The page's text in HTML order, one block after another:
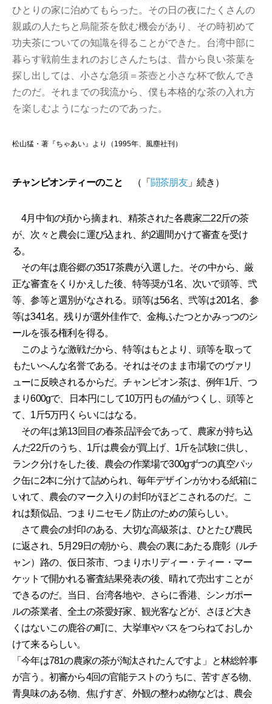
ひとりの家に泊めてもらった。その日の夜にたくさんの
親戚の人たちと烏龍茶を飲む機会があり、その時初めて
功夫茶についての知識を得ることができた。台湾中部に
暮らす戦前生まれのおじさんたちは、昔から良い茶葉を
探し出しては、小さな急須＝茶壺と小さな杯で飲んでき
たのだ。それまでの我流から、僕も本格的な茶の入れ方
を楽しむようになったのであった。
松山猛・著『ちゃあい』より（1995年、風塵社刊）
チャンピオンティーのこと （「 闘茶朋友」続き）
4月中旬の頃から摘まれ、精茶された各農家二22斤の茶
が、次々と農会に運び込まれ、約2週間かけて審査を受け
る。
その年は鹿谷郷の3517茶農が入選した。その中から、厳
正な審査をくりかえした後、特等奨が1名、次いで頭等、弐
等、参等と選別がなされる。頭等は56名、弐等は201名、参
等は341名。残りが選外佳作で、金梅ふたつとかみっつのシ
ールを張る権利を得る。
このような激戦だから、特等はもとより、頭等を取って
もたいへんな名誉である。それはそのまま市場でのヴァリ
ューに反映されるからだ。チャンピオン茶は、例年1斤、つ
まり600gで、日本円にして10万円もの値がつくし、頭等と
て、1斤5万円くらいにはなる。
その年は第13回目の春茶品評会であって、農家が持ち込
んだ22斤のうち、1斤は農会が買上げ、1斤を試験に供し、
ランク分けをした後、農会の作業場で300gずつの真空パッ
ク缶に2本に分けて詰められ、毎年デザインがかわる紙箱に
いれて、農会のマーク入りの封印がほどこされるのだ。こ
れは類似品、つまりニセモノ防止のための策らしい。
さて農会の封印のある、大切な高級茶は、ひとたび農民
に返され、5月29日の朝から、農会の裏にあたる鹿彰（ルチ
ャン）路の、仮日茶市、つまりホリディー・ティー・マー
ケットで開かれる審査結果発表の後、晴れて売出すことが
できるのだ。当日、台湾各地や、さらに香港、シンガポー
ルの茶業者、全土の茶愛好家、観光客などが、さほど大き
くはないこの鹿谷の町に、大挙車やバスをつらねておしか
けて来るらしい。
「今年は781の農家の茶が淘汰されたんですよ」と林総幹事
が言う。初審から4回の官能テストのうちに、苦すぎる物、
青臭味のある物、焦げすぎ、外観の整わぬ物などは、農会